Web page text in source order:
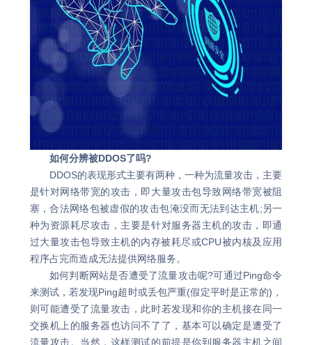
如何分辨被DDOS了吗?
DDOS的表现形式主要有两种，一种为流量攻击，主要
是针对网络带宽的攻击，即大量攻击包导致网络带宽被阻
塞，合法网络包被虚假的攻击包淹没而无法到达主机;另一
种为资源耗尽攻击，主要是针对服务器主机的攻击，即通
过大量攻击包导致主机的内存被耗尽或CPU被内核及应用
程序占完而造成无法提供网络服务。
如何判断网站是否遭受了流量攻击呢?可通过Ping命令
来测试，若发现Ping超时或丢包严重(假定平时是正常的)，
则可能遭受了流量攻击，此时若发现和你的主机接在同一
交换机上的服务器也访问不了了，基本可以确定是遭受了
流量攻击。当然，这样测试的前提是你到服务器主机之间